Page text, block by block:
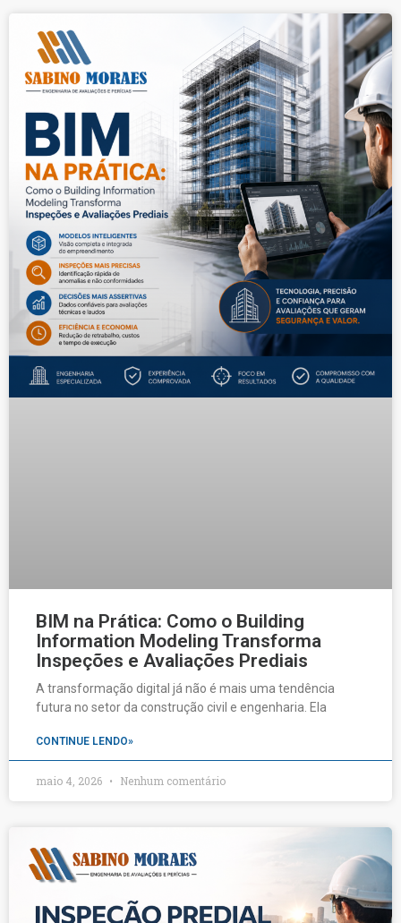
BIM na Prática: Como o Building
Information Modeling Transforma
Inspeções e Avaliações Prediais
A transformação digital já não é mais uma tendência
futura no setor da construção civil e engenharia. Ela
CONTINUE LENDO»
maio 4, 2026 Nenhum comentário